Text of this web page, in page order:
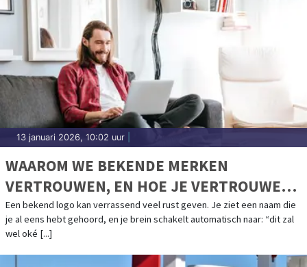
13 januari 2026, 10:02 uur
WAAROM WE BEKENDE MERKEN
VERTROUWEN, EN HOE JE VERTROUWEN
NIET VERWART MET GEWOONTE
Een bekend logo kan verrassend veel rust geven. Je ziet een naam die
je al eens hebt gehoord, en je brein schakelt automatisch naar: “dit zal
wel oké [...]